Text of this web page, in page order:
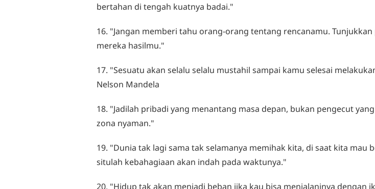
bertahan di tengah kuatnya badai."
16. "Jangan memberi tahu orang-orang tentang rencanamu. Tunjukkan
mereka hasilmu."
17. "Sesuatu akan selalu selalu mustahil sampai kamu selesai
Nelson Mandela
18. "Jadilah pribadi yang menantang masa depan, bukan pengecut
zona nyaman."
19. "Dunia tak lagi sama tak selamanya memihak kita, di saat kita mau
situlah kebahagiaan akan indah pada waktunya."
20. "Hidup tak akan menjadi beban jika kau bisa menjalaninya dengan